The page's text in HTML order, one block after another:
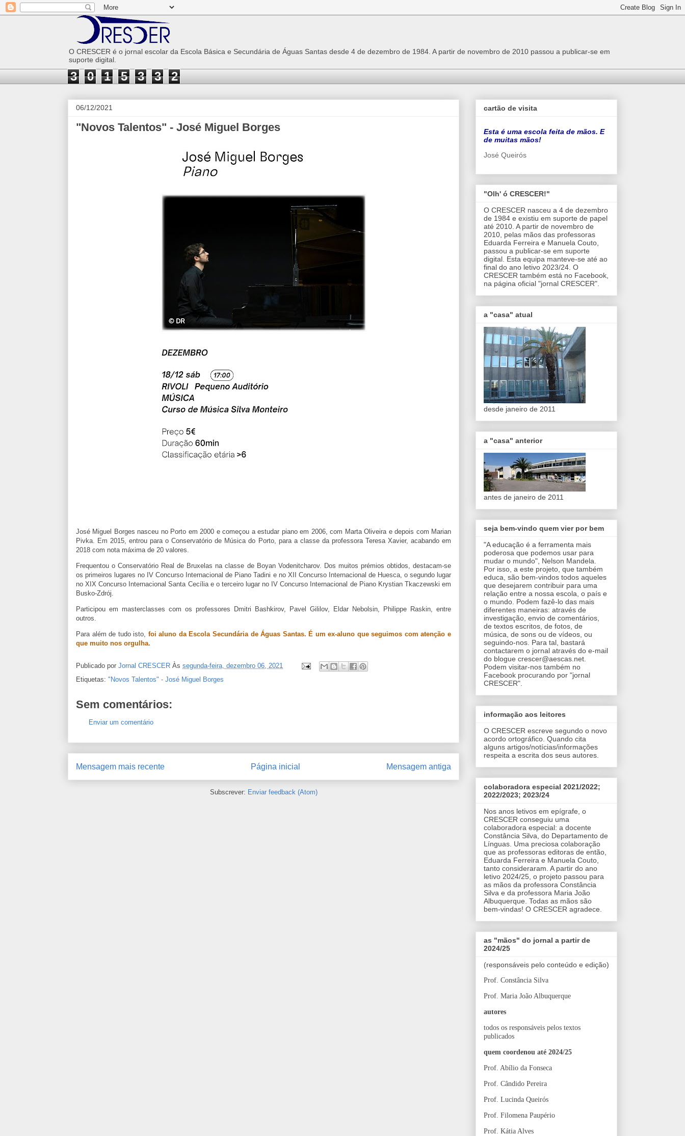
O CRESCER é o jornal escolar da Escola Básica e Secundária de Águas Santas desde 4 de dezembro de 1984. A partir de novembro de 2010 passou a publicar-se em
suporte digital.
3 0 1 5 3 3 2
06/12/2021
"Novos Talentos" - José Miguel Borges
José Miguel Borges nasceu no Porto em 2000 e começou a estudar piano em 2006, com Marta Oliveira e depois com Marian
Pivka. Em 2015, entrou para o Conservatório de Música do Porto, para a classe da professora Teresa Xavier, acabando em
2018 com nota máxima de 20 valores.
Frequentou o Conservatório Real de Bruxelas na classe de Boyan Vodenitcharov. Dos muitos prémios obtidos, destacam-se
os primeiros lugares no IV Concurso Internacional de Piano Tadini e no XII Concurso Internacional de Huesca, o segundo lugar
no XIX Concurso Internacional Santa Cecília e o terceiro lugar no IV Concurso Internacional de Piano Krystian Tkaczewski em
Busko-Zdrój.
Participou em masterclasses com os professores Dmitri Bashkirov, Pavel Gililov, Eldar Nebolsin, Philippe Raskin, entre
outros.
Para além de tudo isto, foi aluno da Escola Secundária de Águas Santas. É um ex-aluno que seguimos com atenção e
que muito nos orgulha.
Publicado por Jornal CRESCER Às segunda-feira, dezembro 06, 2021
Etiquetas: "Novos Talentos" - José Miguel Borges
Sem comentários:
Enviar um comentário
Mensagem mais recente Mensagem antiga
Página inicial
Subscrever: Enviar feedback (Atom)
cartão de visita
Esta é uma escola feita de mãos. E
de muitas mãos!
José Queirós
"Olh' ó CRESCER!"
O CRESCER nasceu a 4 de dezembro
de 1984 e existiu em suporte de papel
até 2010. A partir de novembro de
2010, pelas mãos das professoras
Eduarda Ferreira e Manuela Couto,
passou a publicar-se em suporte
digital. Esta equipa manteve-se até ao
final do ano letivo 2023/24. O
CRESCER também está no Facebook,
na página oficial "jornal CRESCER".
a "casa" atual
desde janeiro de 2011
a "casa" anterior
antes de janeiro de 2011
seja bem-vindo quem vier por bem
"A educação é a ferramenta mais
poderosa que podemos usar para
mudar o mundo", Nelson Mandela.
Por isso, a este projeto, que também
educa, são bem-vindos todos aqueles
que desejarem contribuir para uma
relação entre a nossa escola, o país e
o mundo. Podem fazê-lo das mais
diferentes maneiras: através de
investigação, envio de comentários,
de textos escritos, de fotos, de
música, de sons ou de vídeos, ou
seguindo-nos. Para tal, bastará
contactarem o jornal através do e-mail
do blogue crescer@aescas.net.
Podem visitar-nos também no
Facebook procurando por "jornal
CRESCER".
informação aos leitores
O CRESCER escreve segundo o novo
acordo ortográfico. Quando cita
alguns artigos/notícias/informações
respeita a escrita dos seus autores.
colaboradora especial 2021/2022;
2022/2023; 2023/24
Nos anos letivos em epígrafe, o
CRESCER conseguiu uma
colaboradora especial: a docente
Constância Silva, do Departamento de
Línguas. Uma preciosa colaboração
que as professoras editoras de então,
Eduarda Ferreira e Manuela Couto,
tanto consideraram. A partir do ano
letivo 2024/25, o projeto passou para
as mãos da professora Constância
Silva e da professora Maria João
Albuquerque. Todas as mãos são
bem-vindas! O CRESCER agradece.
as "mãos" do jornal a partir de
2024/25
(responsáveis pelo conteúdo e edição)
Prof. Constância Silva
Prof. Maria João Albuquerque
autores
todos os responsáveis pelos textos
publicados
quem coordenou até 2024/25
Prof. Abílio da Fonseca
Prof. Cândido Pereira
Prof. Lucinda Queirós
Prof. Filomena Paupério
Prof. Kátia Alves